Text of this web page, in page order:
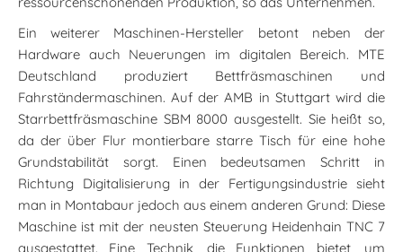
Ein weiterer Maschinen-Hersteller betont neben der
Hardware auch Neuerungen im digitalen Bereich. MTE
Deutschland produziert Bettfräsmaschinen und
Fahrständermaschinen. Auf der AMB in Stuttgart wird die
Starrbettfräsmaschine SBM 8000 ausgestellt. Sie heißt so,
da der über Flur montierbare starre Tisch für eine hohe
Grundstabilität sorgt. Einen bedeutsamen Schritt in
Richtung Digitalisierung in der Fertigungsindustrie sieht
man in Montabaur jedoch aus einem anderen Grund: Diese
Maschine ist mit der neusten Steuerung Heidenhain TNC 7
ausgestattet. Eine Technik, die Funktionen bietet, um